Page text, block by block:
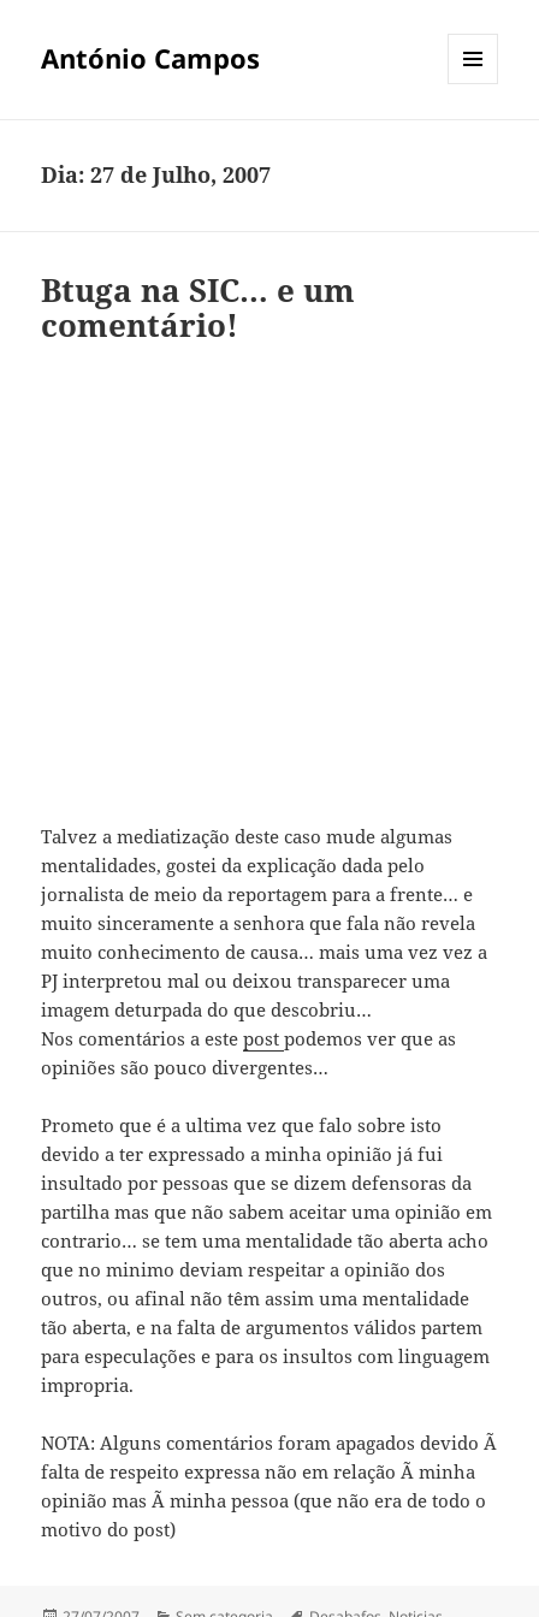
António Campos
Dia:27 de Julho, 2007
Btuga na SIC… e um
comentário!
Talvez a mediatização deste caso mude algumas
mentalidades, gostei da explicação dada pelo
jornalista de meio da reportagem para a frente… e
muito sinceramente a senhora que fala não revela
muito conhecimento de causa… mais uma vez vez a
PJ interpretou mal ou deixou transparecer uma
imagem deturpada do que descobriu…
Nos comentários a estepostpodemos ver que as
opiniões são pouco divergentes…
Prometo que é a ultima vez que falo sobre isto
devido a ter expressado a minha opinião já fui
insultado por pessoas que se dizem defensoras da
partilha mas que não sabem aceitar uma opinião em
contrario… se tem uma mentalidade tão aberta acho
que no minimo deviam respeitar a opinião dos
outros, ou afinal não têm assim uma mentalidade
tão aberta, e na falta de argumentos válidos partem
para especulações e para os insultos com linguagem
impropria.
NOTA: Alguns comentários foram apagados devido Ã
falta de respeito expressa não em relação Ã minha
opinião mas Ã minha pessoa (que não era de todo o
motivo do post)